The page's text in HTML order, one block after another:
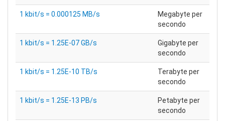
1 kbit/s = 0.000125 MB/s
Megabyte per
secondo
1 kbit/s = 1.25E-07 GB/s
Gigabyte per
secondo
1 kbit/s = 1.25E-10 TB/s
Terabyte per
secondo
1 kbit/s = 1.25E-13 PB/s
Petabyte per
secondo